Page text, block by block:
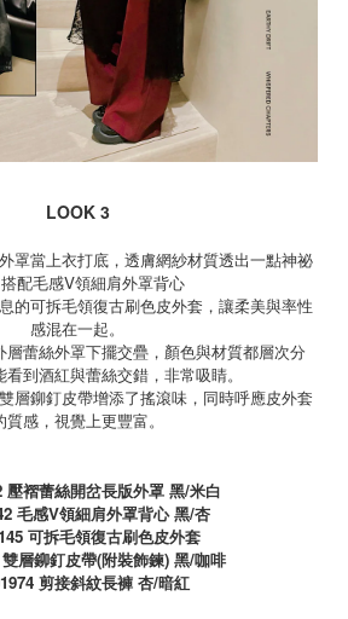
LOOK 3
罩當上衣打底，透膚網紗材質透出一點神祕
配毛感V領細肩外罩背心
的可拆毛領復古刷色皮外套，讓柔美與率性
感混在一起。
蕾絲外罩下擺交疊，顏色與材質都層次分
到酒紅與蕾絲交錯，非常吸睛。
層鉚釘皮帶增添了搖滾味，同時呼應皮外套
質感，視覺上更豐富。
壓褶蕾絲開岔長版外罩 黑/米白
毛感V領細肩外罩背心 黑/杏
可拆毛領復古刷色皮外套
雙層鉚釘皮帶(附裝飾鍊) 黑/咖啡
剪接斜紋長褲 杏/暗紅